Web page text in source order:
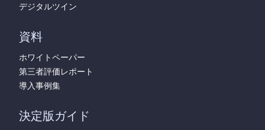
デジタルツイン
資料
ホワイトペーパー
第三者評価レポート
導入事例集
決定版ガイド